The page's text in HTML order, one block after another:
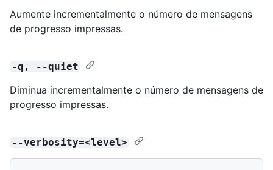
Aumente incrementalmente o número de mensagens
de progresso impressas.
-q, --quiet
Diminua incrementalmente o número de mensagens de
progresso impressas.
--verbosity=<level>